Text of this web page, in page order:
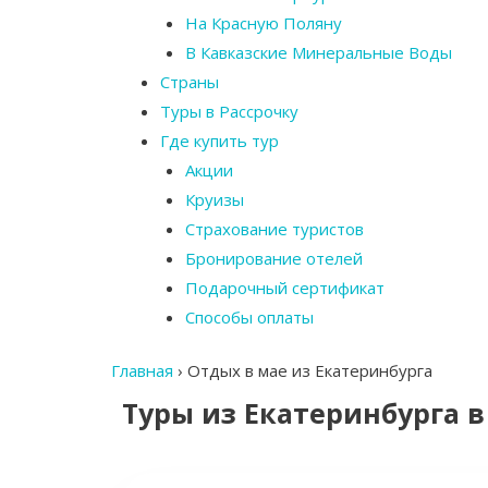
На Красную Поляну
В Кавказские Минеральные Воды
Страны
Туры в Рассрочку
Где купить тур
Акции
Круизы
Страхование туристов
Бронирование отелей
Подарочный сертификат
Способы оплаты
Главная › Отдых в мае из Екатеринбурга
Туры из Екатеринбурга